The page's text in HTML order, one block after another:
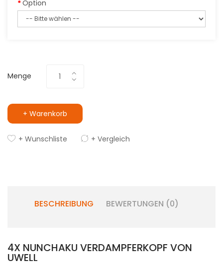
Option
Menge
+ Warenkorb
+ Wunschliste + Vergleich
BESCHREIBUNG BEWERTUNGEN (0)
4X NUNCHAKU VERDAMPFERKOPF VON
UWELL